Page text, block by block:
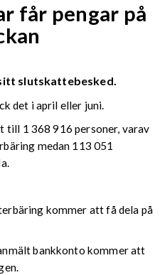
får pengar på
slutskattebesked.
det i april eller juni.
till 1 368 916 personer, varav
medan 113 051
kommer att få dela på
bankkonto kommer att